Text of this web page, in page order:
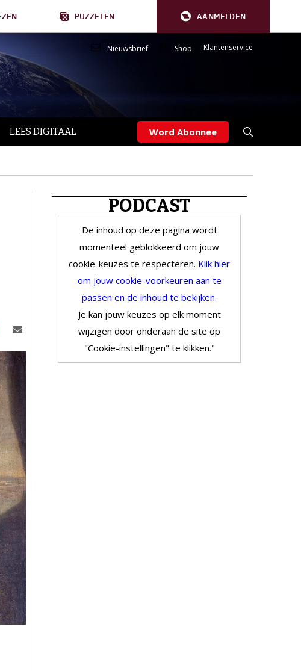
PUZZELEN AANMELDEN
Nieuwsbrief Shop Klantenservice
LEES DIGITAAL Word Abonnee
PODCAST
De inhoud op deze pagina wordt
momenteel geblokkeerd om jouw
cookie-keuzes te respecteren. Klik hier
om jouw cookie-voorkeuren aan te
passen en de inhoud te bekijken.
Je kan jouw keuzes op elk moment
wijzigen door onderaan de site op
"Cookie-instellingen" te klikken."